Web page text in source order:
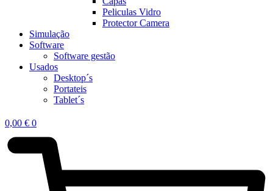
Peliculas Vidro
Protector Camera
Simulação
Software
Software gestão
Usados
Desktop´s
Portateis
Tablet´s
0,00 € 0